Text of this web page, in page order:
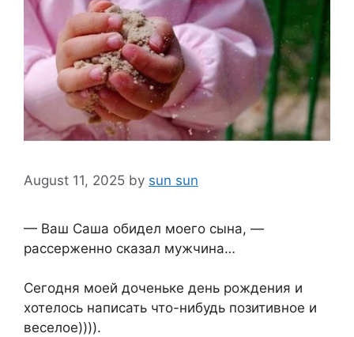
August 11, 2025 by sun sun
— Ваш Саша обидел моего сына, —
рассерженно сказал мужчина…
Сегодня моей доченьке день рождения и
хотелось написать что-нибудь позитивное и
веселое)))).